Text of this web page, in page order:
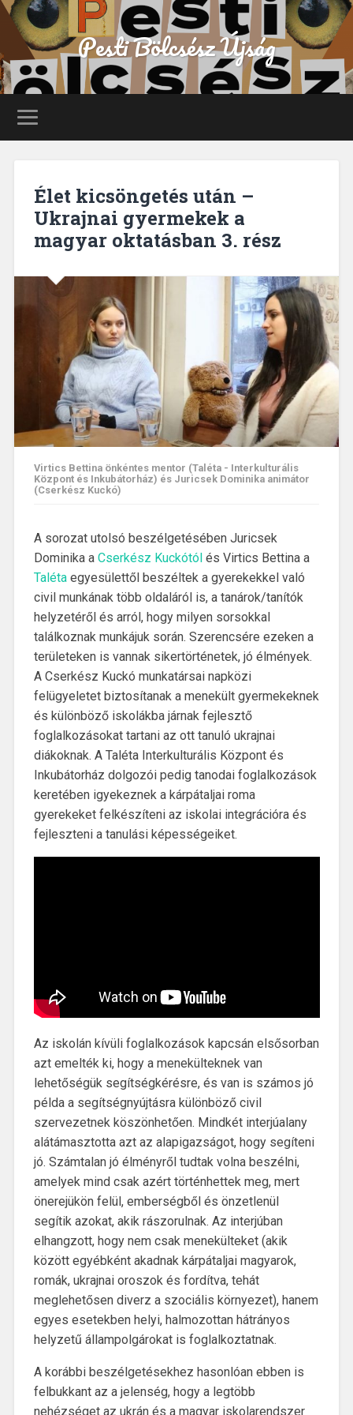
Pesti Bölcsész Újság
Élet kicsöngetés után –
Ukrajnai gyermekek a
magyar oktatásban 3. rész
Virtics Bettina önkéntes mentor (Taléta - Interkulturális
Központ és Inkubátorház) és Juricsek Dominika animátor
(Cserkész Kuckó)
A sorozat utolsó beszélgetésében Juricsek
Dominika a Cserkész Kuckótól és Virtics Bettina a
Talétaegyesülettől beszéltek a gyerekekkel való
civil munkának több oldaláról is, a tanárok/tanítók
helyzetéről és arról, hogy milyen sorsokkal
találkoznak munkájuk során. Szerencsére ezeken a
területeken is vannak sikertörténetek, jó élmények.
A Cserkész Kuckó munkatársai napközi
felügyeletet biztosítanak a menekült gyermekeknek
és különböző iskolákba járnak fejlesztő
foglalkozásokat tartani az ott tanuló ukrajnai
diákoknak. A Taléta Interkulturális Központ és
Inkubátorház dolgozói pedig tanodai foglalkozások
keretében igyekeznek a kárpátaljai roma
gyerekeket felkészíteni az iskolai integrációra és
fejleszteni a tanulási képességeiket.
Az iskolán kívüli foglalkozások kapcsán elsősorban
azt emelték ki, hogy a menekülteknek van
lehetőségük segítségkérésre, és van is számos jó
példa a segítségnyújtásra különböző civil
szervezetnek köszönhetően. Mindkét interjúalany
alátámasztotta azt az alapigazságot, hogy segíteni
jó. Számtalan jó élményről tudtak volna beszélni,
amelyek mind csak azért történhettek meg, mert
önerejükön felül, emberségből és önzetlenül
segítik azokat, akik rászorulnak. Az interjúban
elhangzott, hogy nem csak menekülteket (akik
között egyébként akadnak kárpátaljai magyarok,
romák, ukrajnai oroszok és fordítva, tehát
meglehetősen diverz a szociális környezet), hanem
egyes esetekben helyi, halmozottan hátrányos
helyzetű állampolgárokat is foglalkoztatnak.
A korábbi beszélgetésekhez hasonlóan ebben is
felbukkant az a jelenség, hogy a legtöbb
nehézséget az ukrán és a magyar iskolarendszer